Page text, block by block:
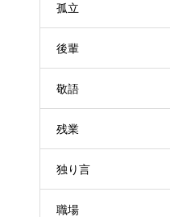
孤立
後輩
敬語
残業
独り言
職場